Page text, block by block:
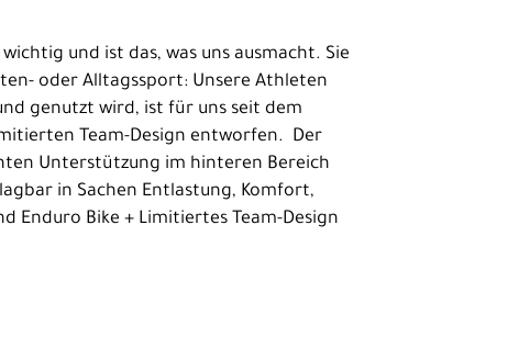
und ist das, was uns ausmacht. Sie
oder Alltagssport: Unsere Athleten
genutzt wird, ist für uns seit dem
Team-Design entworfen. Der
Unterstützung im hinteren Bereich
in Sachen Entlastung, Komfort,
Enduro Bike + Limitiertes Team-Design